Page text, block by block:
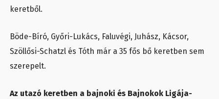
keretből.
Böde-Bíró, Győri-Lukács, Faluvégi, Juhász, Kácsor,
Szöllősi-Schatzl és Tóth már a 35 fős bő keretben sem
szerepelt.
Az utazó keretben a bajnoki és Bajnokok Ligája-